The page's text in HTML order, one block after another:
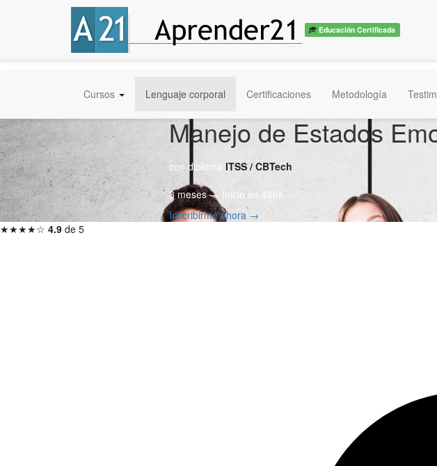
Educación Certificada
Cursos Lenguaje corporal Certificaciones Metodología
Manejo de Estados
con diploma ITSS / CBTech
3 meses — Inicio en 48hs
Inscribirme ahora →
★★★★☆ 4.9 de 5